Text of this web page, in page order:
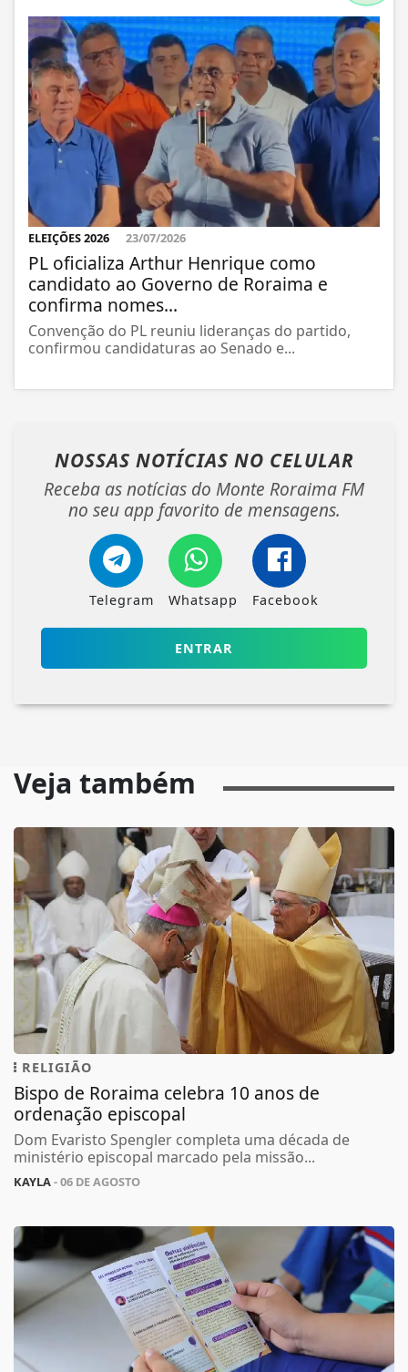
ELEIÇÕES 2026 23/07/2026
PL oficializa Arthur Henrique como
candidato ao Governo de Roraima e
confirma nomes...
Convenção do PL reuniu lideranças do partido,
confirmou candidaturas ao Senado e...
NOSSAS NOTÍCIAS NO CELULAR
Receba as notícias do Monte Roraima FM
no seu app favorito de mensagens.
Telegram Whatsapp Facebook
ENTRAR
Veja também
RELIGIÃO
Bispo de Roraima celebra 10 anos de
ordenação episcopal
Dom Evaristo Spengler completa uma década de
ministério episcopal marcado pela missão...
KAYLA- 06 DE AGOSTO